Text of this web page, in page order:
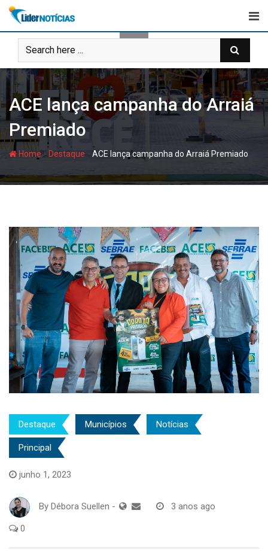
Skip
content
ACE lança campanha do Arraiá
Premiado
Home- Destaque -ACE lança campanha do Arraiá Premiado
Destaque Municípios Notícias
Principal
junho 1, 2023
By Débora Suellen - 3 anos ago
0